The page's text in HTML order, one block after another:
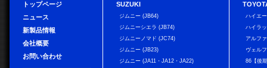
トップページ
ニュース
新製品情報
会社概要
お問い合わせ
SUZUKI
ジムニー (JB64)
ジムニーシエラ (JB74)
ジムニーノマド (JC74)
ジムニー (JB23)
ジムニー (JA11・JA12・JA22)
ハイエ
ハイラ
アルフ
ヴェル
86【後